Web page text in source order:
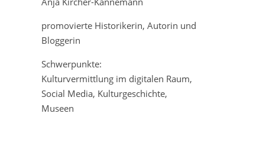
promovierte Historikerin, Autorin und
Bloggerin
Schwerpunkte:
Kulturvermittlung im digitalen Raum,
Social Media, Kulturgeschichte,
Museen